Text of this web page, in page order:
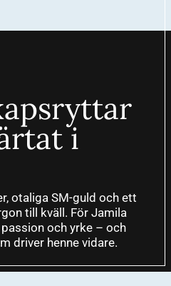
i
otaliga SM-guld och ett
till kväll. För Jamila
och yrke – och
driver henne vidare.